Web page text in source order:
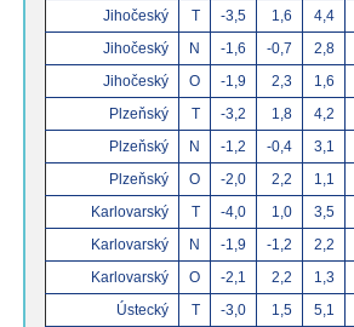
Jihočeský T -3,5 1,6 4,4
Jihočeský
N -1,6 -0,7 2,8
Jihočeský
O -1,9 2,3 1,6
Plzeňský
T -3,2 1,8 4,2
Plzeňský
N -1,2 -0,4 3,1
Plzeňský
O -2,0 2,2 1,1
Karlovarský
T -4,0 1,0 3,5
Karlovarský
N -1,9 -1,2 2,2
Karlovarský
O -2,1 2,2 1,3
Ústecký
T -3,0 1,5 5,1